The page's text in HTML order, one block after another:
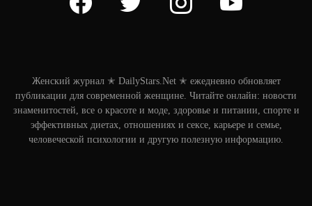
Женский журнал ✭ DailyStars.Net ✭ ежедневно обновляет
публикации для современной женщине. Читайте онлайн: новости
знаменитостей, все о красоте и моде, здоровье и питании, спорте и
эффективных диетах, отношениях и сексе, карьере и семье,
человеческой психологии и другую полезную информацию.